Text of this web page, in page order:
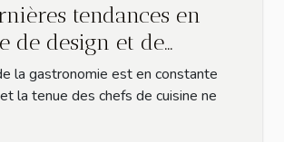
tendances en
de design et de
pour les vestes de
professionnelles
la gastronomie est en constante
la tenue des chefs de cuisine ne